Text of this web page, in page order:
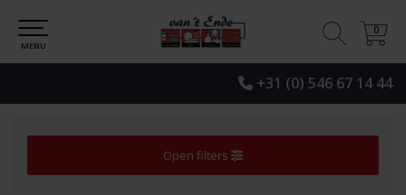
+31 (0) 546 67 14 44
0
0
MENU
Open filters